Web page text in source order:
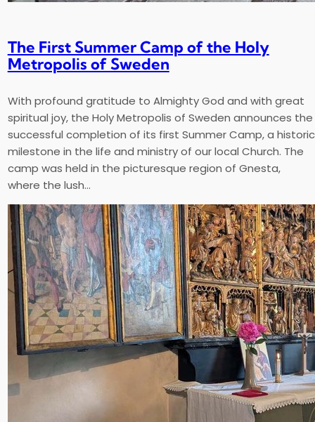
The First Summer Camp of the Holy
Metropolis of Sweden
With profound gratitude to Almighty God and with great
spiritual joy, the Holy Metropolis of Sweden announces the
successful completion of its first Summer Camp, a historic
milestone in the life and ministry of our local Church. The
camp was held in the picturesque region of Gnesta,
where the lush…